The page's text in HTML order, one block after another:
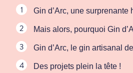
Gin d’Arc, une surprenante
Mais alors, pourquoi Gin
Gin d’Arc, le gin artisanal
Des projets plein la tête !